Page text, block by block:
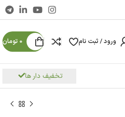
ورود / ثبت نام 0 تومان
تخفیف دار ها